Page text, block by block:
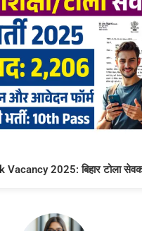
Vacancy 2025: बिहार टोला